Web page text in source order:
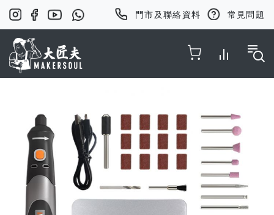
門市及聯絡資料 常見問題
end
images
gallery